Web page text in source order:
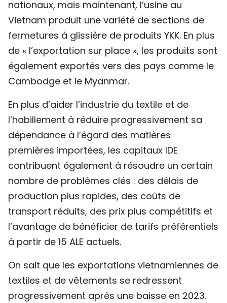
nationaux, mais maintenant, l’usine au
Vietnam produit une variété de sections de
fermetures à glissière de produits YKK. En plus
de « l’exportation sur place », les produits sont
également exportés vers des pays comme le
Cambodge et le Myanmar.
En plus d’aider l’industrie du textile et de
l’habillement à réduire progressivement sa
dépendance à l’égard des matières
premières importées, les capitaux IDE
contribuent également à résoudre un certain
nombre de problèmes clés : des délais de
production plus rapides, des coûts de
transport réduits, des prix plus compétitifs et
l’avantage de bénéficier de tarifs préférentiels
à partir de 15 ALE actuels.
On sait que les exportations vietnamiennes de
textiles et de vêtements se redressent
progressivement après une baisse en 2023.